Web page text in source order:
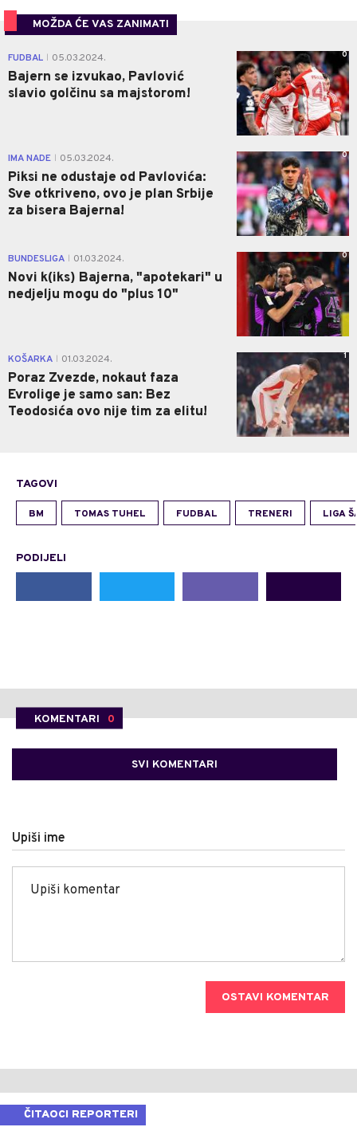
MOŽDA ĆE VAS ZANIMATI
FUDBAL 05.03.2024.
Bajern se izvukao, Pavlović
slavio golčinu sa majstorom!
0
IMA NADE 05.03.2024.
Piksi ne odustaje od Pavlovića:
Sve otkriveno, ovo je plan Srbije
za bisera Bajerna!
0
BUNDESLIGA 01.03.2024.
Novi k(iks) Bajerna, "apotekari" u
nedjelju mogu do "plus 10"
0
KOŠARKA 01.03.2024.
Poraz Zvezde, nokaut faza
Evrolige je samo san: Bez
Teodosića ovo nije tim za elitu!
1
TAGOVI
BM TOMAS TUHEL FUDBAL TRENERI LIGA
PODIJELI
KOMENTARI 0
SVI KOMENTARI
Upiši ime
OSTAVI KOMENTAR
ČITAOCI REPORTERI